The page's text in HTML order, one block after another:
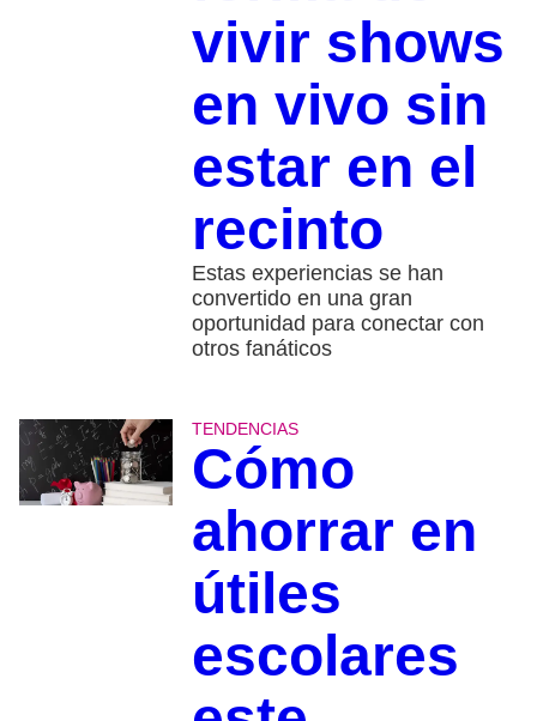
vivir shows
en vivo sin
estar en el
recinto
Estas experiencias se han
convertido en una gran
oportunidad para conectar con
otros fanáticos
TENDENCIAS
Cómo
ahorrar en
útiles
escolares